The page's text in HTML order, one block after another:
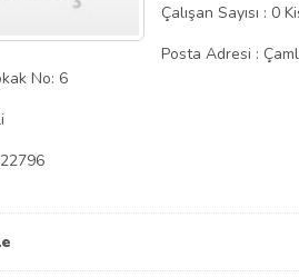
Çalışan Sayısı : 0
Posta Adresi :
No: 6